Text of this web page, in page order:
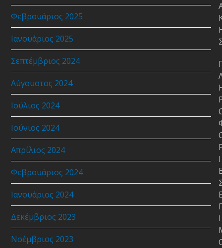
Φεβρουάριος 2025
Ιανουάριος 2025
Σεπτέμβριος 2024
Αύγουστος 2024
Ιούλιος 2024
Ιούνιος 2024
Απρίλιος 2024
Φεβρουάριος 2024
Ιανουάριος 2024
Δεκέμβριος 2023
Νοέμβριος 2023
Ι
Ι